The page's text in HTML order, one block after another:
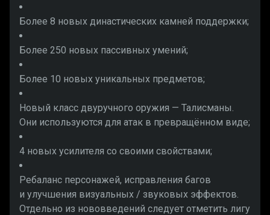
Более 8 новых династических камней поддержки;
Более 250 новых пассивных умений;
Более 10 новых уникальных предметов;
Новый класс двуручного оружия — Талисманы.
Они используются для атак в превращённом виде;
4 новых усилителя со своими свойствами;
Ребаланс персонажей, исправления багов
и улучшения визуальных / звуковых эффектов.
Отдельно из нововведений следует отметить лигу